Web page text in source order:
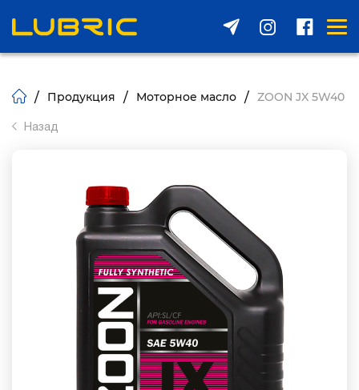
/ Продукция / Моторное масло / ZOON JX 5W40
Назад